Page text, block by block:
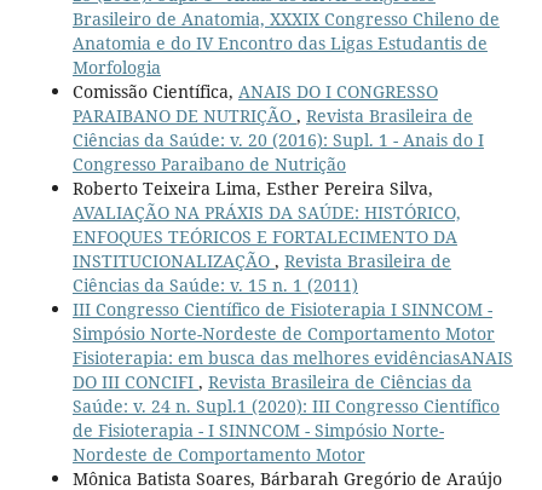
Brasileiro de Anatomia, XXXIX Congresso Chileno de
Anatomia e do IV Encontro das Ligas Estudantis de
Morfologia
Comissão Científica, ANAIS DO I CONGRESSO
PARAIBANO DE NUTRIÇÃO , Revista Brasileira de
Ciências da Saúde: v. 20 (2016): Supl. 1 - Anais do I
Congresso Paraibano de Nutrição
Roberto Teixeira Lima, Esther Pereira Silva,
AVALIAÇÃO NA PRÁXIS DA SAÚDE: HISTÓRICO,
ENFOQUES TEÓRICOS E FORTALECIMENTO DA
INSTITUCIONALIZAÇÃO , Revista Brasileira de
Ciências da Saúde: v. 15 n. 1 (2011)
III Congresso Científico de Fisioterapia I SINNCOM -
Simpósio Norte-Nordeste de Comportamento Motor
Fisioterapia: em busca das melhores evidênciasANAIS
DO III CONCIFI , Revista Brasileira de Ciências da
Saúde: v. 24 n. Supl.1 (2020): III Congresso Científico
de Fisioterapia - I SINNCOM - Simpósio Norte-
Nordeste de Comportamento Motor
Mônica Batista Soares, Bárbarah Gregório de Araújo